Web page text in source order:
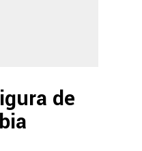
de